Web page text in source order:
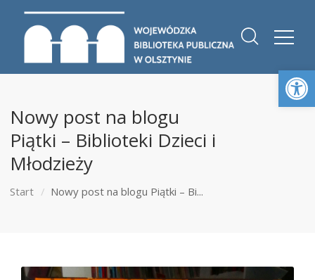
Nowy post na blogu
Piątki – Biblioteki Dzieci i
Młodzieży
Start Nowy post na blogu Piątki – Bi...